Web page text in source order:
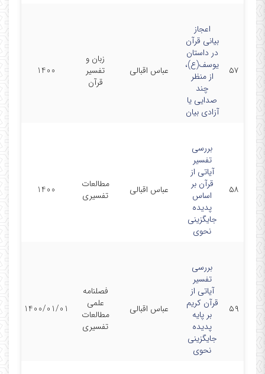
۵۷
اعجاز
بیانی قرآن
در ‏داستان
یوسف(ع)،
از منظر
‏چند
صدایی یا
آزادی بیان
عباس اقبالی
زبان و
‏تفسیر
قرآن
1400
۵۸
بررسی
تفسیر
آیاتی از
قرآن بر
اساس
پدیده
جایگزینی
نحوی
عباس اقبالی
مطالعات
تفسیری
1400
۵۹
بررسی
تفسیر
آیاتی از
قرآن کریم
بر پایه
پدیده
جایگزینی
نحوی
عباس اقبالی
فصلنامه
علمی
مطالعات
تفسیری
1400/01/01